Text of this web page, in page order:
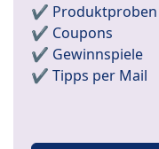
✔️ Produktproben
✔️ Coupons
✔️ Gewinnspiele
✔️ Tipps per Mail